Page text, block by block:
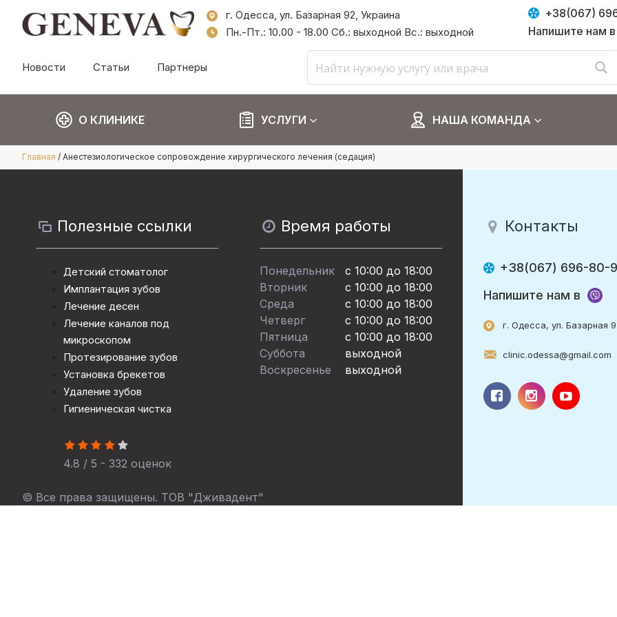
г. Одесса, ул. Базарная 92, Украина
Пн.-Пт.: 10.00 - 18.00 Сб.: выходной Вс.: выходной
+38(067)
Напишите нам в
Новости Статьи Партнеры
О КЛИНИКЕ УСЛУГИ НАША КОМАНДА
Главная / Анестезиологическое сопровождение хирургического лечения (седация)
Полезные ссылки
Детский стоматолог
Имплантация зубов
Лечение десен
Лечение каналов под
микроскопом
Протезирование зубов
Установка брекетов
Удаление зубов
Гигиеническая чистка
4.8 / 5 - 332 оценок
Время работы
Понедельник
с 10:00 до 18:00
Вторник
с 10:00 до 18:00
Среда
с 10:00 до 18:00
Четверг
с 10:00 до 18:00
Пятница
c 10:00 до 18:00
Суббота
выходной
Воскресенье
выходной
© Все права защищены. ТОВ "Дживадент"
Контакты
+38(067) 696-80-
Напишите нам в
г. Одесса, ул. Базарная
clinic.odessa@gmail.com